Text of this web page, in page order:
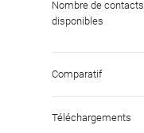
Nombre de contacts
disponibles
Comparatif
Téléchargements